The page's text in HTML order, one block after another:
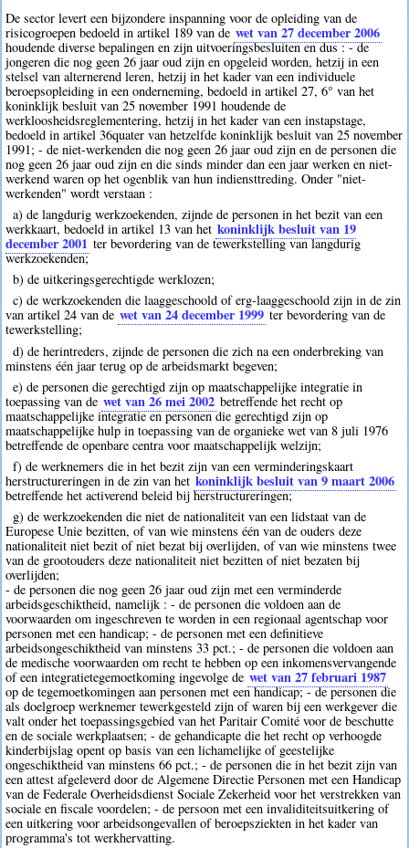
De sector levert een bijzondere inspanning voor de opleiding van de
risicogroepen bedoeld in artikel 189 van de wet van 27 december 2006
houdende diverse bepalingen en zijn uitvoeringsbesluiten en dus : - de
jongeren die nog geen 26 jaar oud zijn en opgeleid worden, hetzij in een
stelsel van alternerend leren, hetzij in het kader van een individuele
beroepsopleiding in een onderneming, bedoeld in artikel 27, 6° van het
koninklijk besluit van 25 november 1991 houdende de
werkloosheidsreglementering, hetzij in het kader van een instapstage,
bedoeld in artikel 36quater van hetzelfde koninklijk besluit van 25 november
1991; - de niet-werkenden die nog geen 26 jaar oud zijn en de personen die
nog geen 26 jaar oud zijn en die sinds minder dan een jaar werken en niet-
werkend waren op het ogenblik van hun indiensttreding. Onder "niet-
werkenden" wordt verstaan :
a) de langdurig werkzoekenden, zijnde de personen in het bezit van een
werkkaart, bedoeld in artikel 13 van het koninklijk besluit van 19
december 2001 ter bevordering van de tewerkstelling van langdurig
werkzoekenden;
b) de uitkeringsgerechtigde werklozen;
c) de werkzoekenden die laaggeschoold of erg-laaggeschoold zijn in de zin
van artikel 24 van de wet van 24 december 1999 ter bevordering van de
tewerkstelling;
d) de herintreders, zijnde de personen die zich na een onderbreking van
minstens één jaar terug op de arbeidsmarkt begeven;
e) de personen die gerechtigd zijn op maatschappelijke integratie in
toepassing van de wet van 26 mei 2002 betreffende het recht op
maatschappelijke integratie en personen die gerechtigd zijn op
maatschappelijke hulp in toepassing van de organieke wet van 8 juli 1976
betreffende de openbare centra voor maatschappelijk welzijn;
f) de werknemers die in het bezit zijn van een verminderingskaart
herstructureringen in de zin van het koninklijk besluit van 9 maart 2006
betreffende het activerend beleid bij herstructureringen;
g) de werkzoekenden die niet de nationaliteit van een lidstaat van de
Europese Unie bezitten, of van wie minstens één van de ouders deze
nationaliteit niet bezit of niet bezat bij overlijden, of van wie minstens twee
van de grootouders deze nationaliteit niet bezitten of niet bezaten bij
overlijden;
- de personen die nog geen 26 jaar oud zijn met een verminderde
arbeidsgeschiktheid, namelijk : - de personen die voldoen aan de
voorwaarden om ingeschreven te worden in een regionaal agentschap voor
personen met een handicap; - de personen met een definitieve
arbeidsongeschiktheid van minstens 33 pct.; - de personen die voldoen aan
de medische voorwaarden om recht te hebben op een inkomensvervangende
of een integratietegemoetkoming ingevolge de wet van 27 februari 1987
op de tegemoetkomingen aan personen met een handicap; - de personen die
als doelgroep werknemer tewerkgesteld zijn of waren bij een werkgever die
valt onder het toepassingsgebied van het Paritair Comité voor de beschutte
en de sociale werkplaatsen; - de gehandicapte die het recht op verhoogde
kinderbijslag opent op basis van een lichamelijke of geestelijke
ongeschiktheid van minstens 66 pct.; - de personen die in het bezit zijn van
een attest afgeleverd door de Algemene Directie Personen met een Handicap
van de Federale Overheidsdienst Sociale Zekerheid voor het verstrekken van
sociale en fiscale voordelen; - de persoon met een invaliditeitsuitkering of
een uitkering voor arbeidsongevallen of beroepsziekten in het kader van
programma's tot werkhervatting.